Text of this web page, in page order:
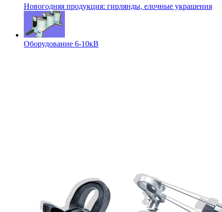
Новогодняя продукция: гирлянды, елочные украшения
Оборудование 6-10кВ